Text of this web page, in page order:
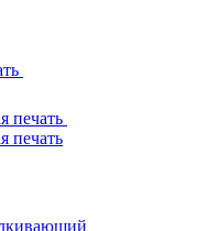
печать
печать